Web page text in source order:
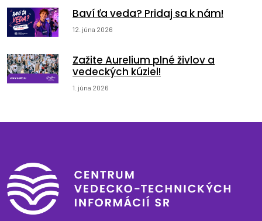
Baví ťa veda? Pridaj sa k nám!
12. júna 2026
Zažite Aurelium plné živlov a
vedeckých kúziel!
1. júna 2026